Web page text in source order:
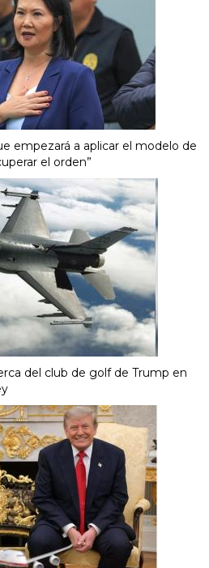
empezará a aplicar el modelo de
el orden”
del club de golf de Trump en